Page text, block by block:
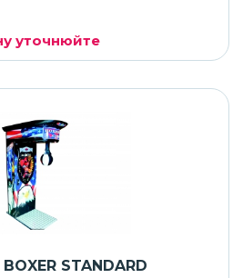
уточнюйте
STANDARD